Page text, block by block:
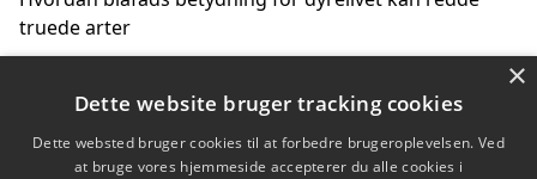
truede arter
Hvordan kan gaver til unge voksne støtte bevarelsen
×
Dette website bruger tracking cookies
Dette websted bruger cookies til at forbedre brugeroplevelsen. Ved
at bruge vores hjemmeside accepterer du alle cookies i